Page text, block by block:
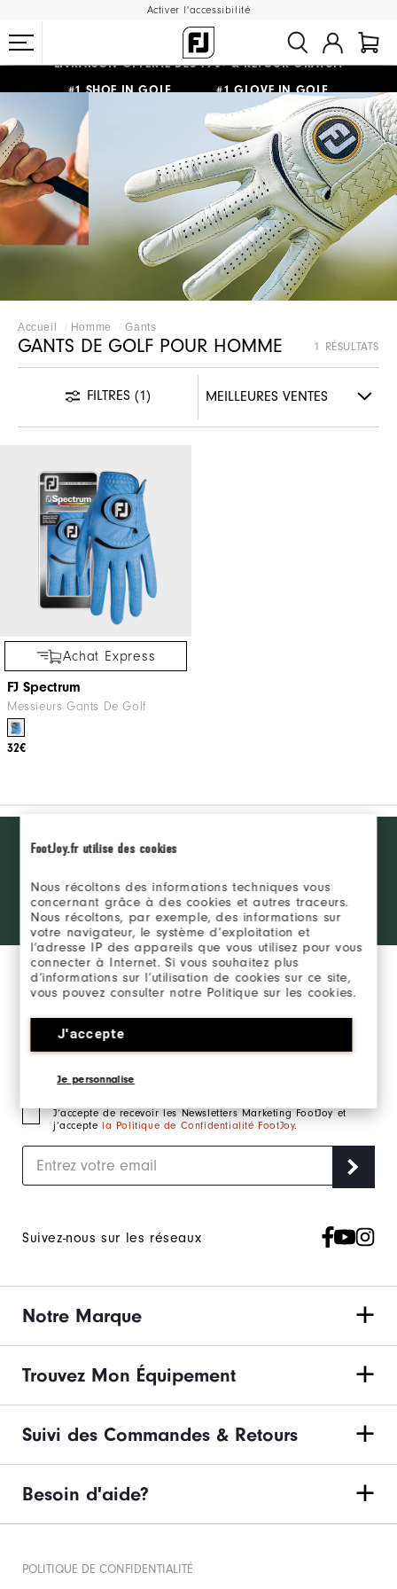
FootJoy.fr utilise des cookies
Nous récoltons des informations techniques vous
concernant grâce à des cookies et autres traceurs.
Nous récoltons, par exemple, des informations sur
votre navigateur, le système d’exploitation et
l’adresse IP des appareils que vous utilisez pour vous
connecter à Internet. Si vous souhaitez plus
d’informations sur l’utilisation de cookies sur ce site,
vous pouvez consulter notre Politique sur les cookies.
J'accepte
Je personnalise
Activer l'accessibilité
#1 SHOE IN GOLF #1 GLOVE IN GOLF
DÈS 99€+ RETOUR GRATUIT
Accueil Homme Gants
GANTS DE GOLF POUR HOMME 1 RÉSULTATS
FILTRES (1)
Achat Express
FJ Spectrum
Messieurs Gants De Golf
32€
the ropes
exclusive
products?
Learn More
SE CONNECTER
Inscrivez-vous à notre newsletter marketing et
recevez en exclusivité les actualités FootJoy.
J‘accepte de recevoir les Newsletters Marketing FootJoy et
j’accepte la Politique de Confidentialité FootJoy.
Suivez-nous sur les réseaux
Notre Marque
Trouvez Mon Équipement
Suivi des Commandes & Retours
Besoin d'aide?
POLITIQUE DE CONFIDENTIALITÉ